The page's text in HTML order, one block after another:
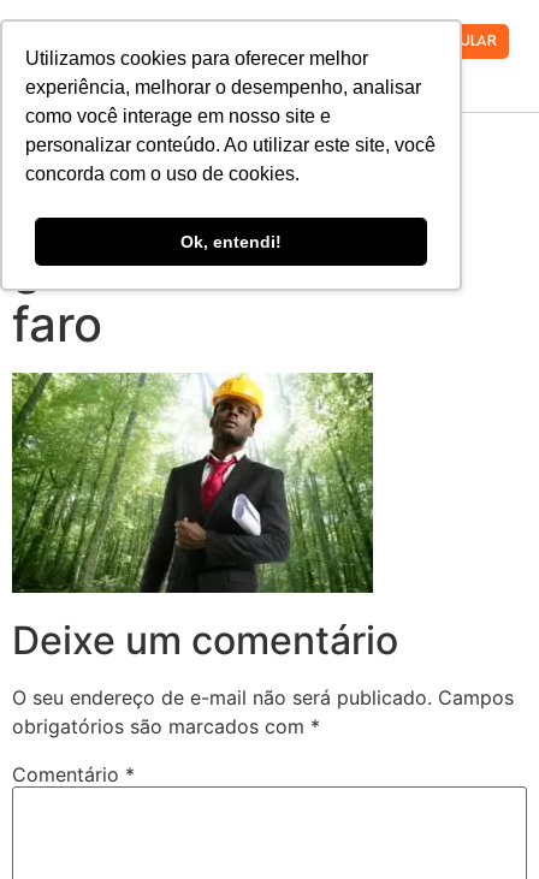
Utilizamos cookies para oferecer melhor
experiência, melhorar o desempenho, analisar
como você interage em nosso site e
personalizar conteúdo. Ao utilizar este site, você
concorda com o uso de cookies.
Ok, entendi!
VESTIBULAR
pos-graduacao-
auditoria-pericia-
gestao-ambiental-
faro
Deixe um comentário
O seu endereço de e-mail não será publicado. Campos
obrigatórios são marcados com *
Comentário *